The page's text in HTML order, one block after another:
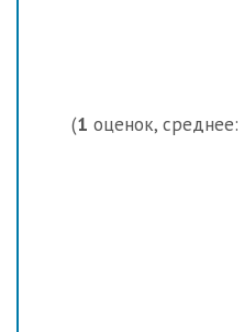
(1 оценок, среднее: